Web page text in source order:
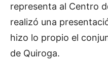
representa al Centro
realizó una
hizo lo propio el
de Quiroga.